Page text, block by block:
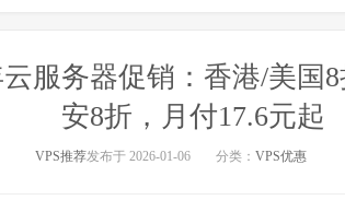
服务器促销：香港/美国
安8折，月付17.6元起
VPS推荐发布于 2026-01-06 分类： VPS优惠